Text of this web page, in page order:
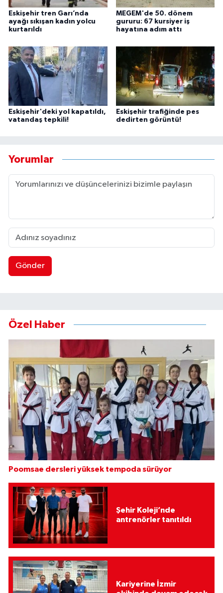
Eskişehir tren Garı’nda
ayağı sıkışan kadın yolcu
kurtarıldı
MEGEM'de 50. dönem
gururu: 67 kursiyer iş
hayatına adım attı
Eskişehir'deki yol kapatıldı,
vatandaş tepkili!
Eskişehir trafiğinde pes
dedirten görüntü!
Yorumlar
Gönder
Özel Haber
Poomsae dersleri yüksek tempoda sürüyor
Şehir Koleji’nde
antrenörler tanıtıldı
Kariyerine İzmir